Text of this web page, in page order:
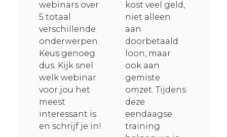
webinars over
5 totaal
verschillende
onderwerpen.
Keus genoeg
dus. Kijk snel
welk webinar
voor jou het
meest
interessant is
en schrijf je in!
kost veel geld,
niet alleen
aan
doorbetaald
loon, maar
ook aan
gemiste
omzet. Tijdens
deze
eendaagse
training